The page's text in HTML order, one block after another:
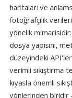
haritaları ve
fotoğrafçılık
yönelik
dosya yapısını,
düzeyindeki
verimli sıkıştırma
kıyasla önemli
yönlerinden biridir